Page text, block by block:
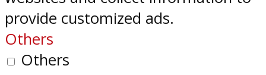
provide customized ads.
Others
Others